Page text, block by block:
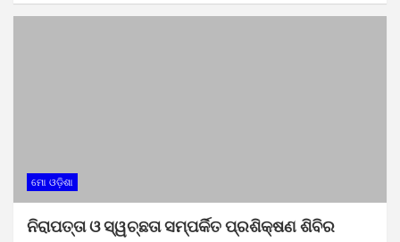
ମୋ ଓଡ଼ିଶା
ନିରାପତ୍ତା ଓ ସ୍ୱଚ୍ଛତା ସମ୍ପର୍କିତ ପ୍ରଶିକ୍ଷଣ ଶିବିର